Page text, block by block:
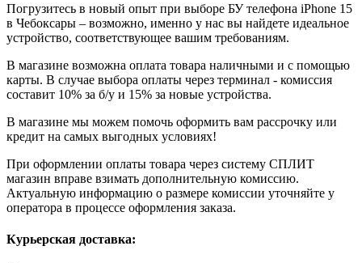
Погрузитесь в новый опыт при выборе БУ телефона iPhone 15
в Чебоксары – возможно, именно у нас вы найдете идеальное
устройство, соответствующее вашим требованиям.
В магазине возможна оплата товара наличными и с помощью
карты. В случае выбора оплаты через терминал - комиссия
составит 10% за б/у и 15% за новые устройства.
В магазине мы можем помочь оформить вам рассрочку или
кредит на самых выгодных условиях!
При оформлении оплаты товара через систему СПЛИТ
магазин вправе взимать дополнительную комиссию.
Актуальную информацию о размере комиссии уточняйте у
оператора в процессе оформления заказа.
Курьерская доставка: